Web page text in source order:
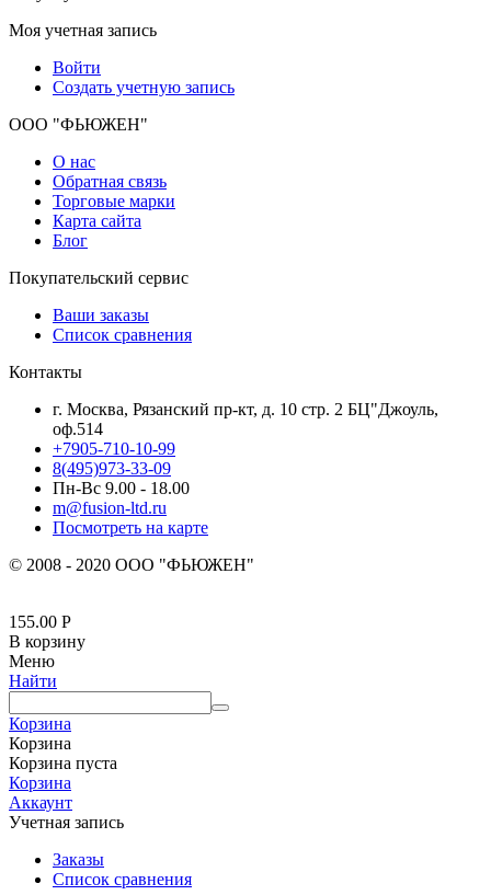
Моя учетная запись
Войти
Создать учетную запись
ООО "ФЬЮЖЕН"
О нас
Обратная связь
Торговые марки
Карта сайта
Блог
Покупательский сервис
Ваши заказы
Список сравнения
Контакты
г. Москва, Рязанский пр-кт, д. 10 стр. 2 БЦ"Джоуль,
оф.514
+7905-710-10-99
8(495)973-33-09
Пн-Вс 9.00 - 18.00
m@fusion-ltd.ru
Посмотреть на карте
© 2008 - 2020 ООО "ФЬЮЖЕН"
155.00 Р
В корзину
Меню
Найти
Корзина
Корзина
Корзина пуста
Корзина
Аккаунт
Учетная запись
Заказы
Список сравнения